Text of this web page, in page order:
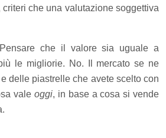
che una valutazione soggettiva
che il valore sia uguale a
le migliorie. No. Il mercato se ne
delle piastrelle che avete scelto con
valeoggi, in base a cosa si vende